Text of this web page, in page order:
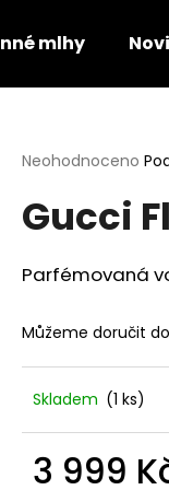
mlhy
Průměrné
produktu
je
z
5
Neohodnoceno
Gucci
Parfémovaná
Můžeme doručit
Skladem (1 ks)
3 999
HLEDAT